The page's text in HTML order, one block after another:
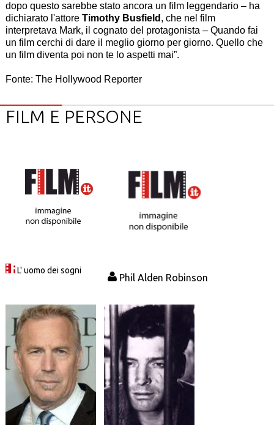
dopo questo sarebbe stato ancora un film leggendario – ha
dichiarato l'attore Timothy Busfield , che nel film
interpretava Mark, il cognato del protagonista – Quando fai
un film cerchi di dare il meglio giorno per giorno. Quello che
un film diventa poi non te lo aspetti mai”.
Fonte: The Hollywood Reporter
FILM E PERSONE
L' uomo dei sogni
Phil Alden Robinson